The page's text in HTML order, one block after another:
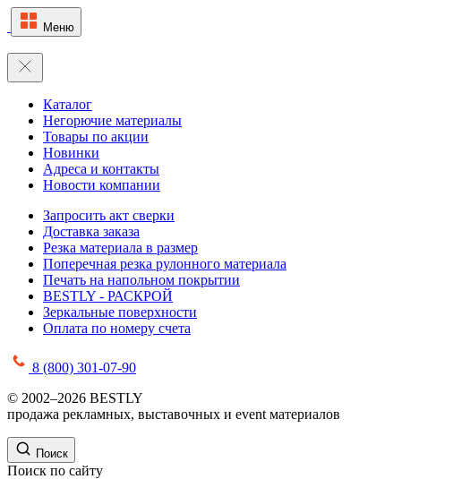
Меню
Каталог
Негорючие материалы
Товары по акции
Новинки
Адреса и контакты
Новости компании
Запросить акт сверки
Доставка заказа
Резка материала в размер
Поперечная резка рулонного материала
Печать на напольном покрытии
BESTLY - РАСКРОЙ
Зеркальные поверхности
Оплата по номеру счета
8 (800) 301-07-90
© 2002–2026 BESTLY
продажа рекламных, выставочных и event материалов
Поиск
Поиск по сайту